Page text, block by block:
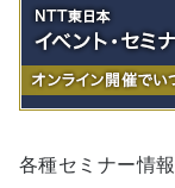
各種セミナー情